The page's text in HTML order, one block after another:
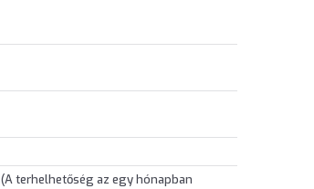
(A terhelhetőség az egy hónapban